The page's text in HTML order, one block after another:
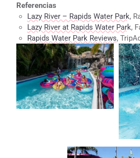
Referencias
Lazy River – Rapids Water Park,
Lazy River at Rapids Water Park,
Rapids Water Park Reviews,